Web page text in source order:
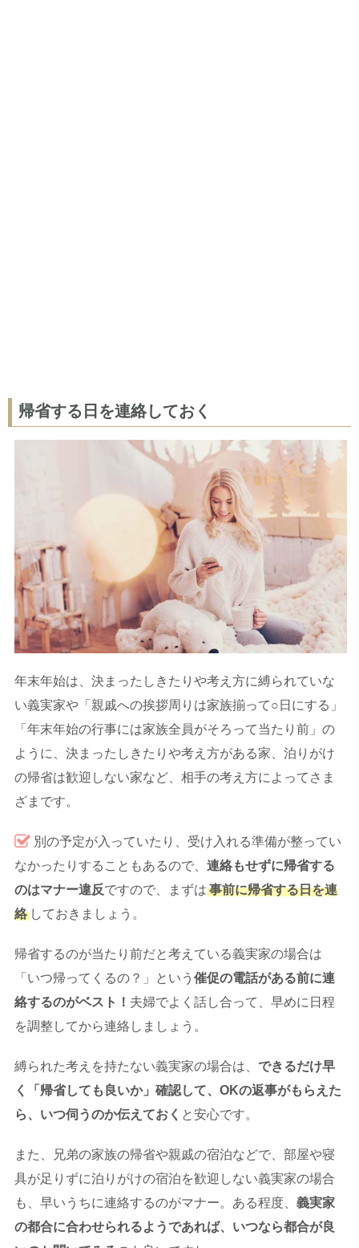
帰省する日を連絡しておく
年末年始は、決まったしきたりや考え方に縛られていな
い義実家や「親戚への挨拶周りは家族揃って○日にする」
「年末年始の行事には家族全員がそろって当たり前」の
ように、決まったしきたりや考え方がある家、泊りがけ
の帰省は歓迎しない家など、相手の考え方によってさま
ざまです。
別の予定が入っていたり、受け入れる準備が整ってい
なかったりすることもあるので、 連絡もせずに帰省する
のはマナー違反ですので、まずは 事前に帰省する日を連
絡 しておきましょう。
帰省するのが当たり前だと考えている義実家の場合は
「いつ帰ってくるの？」という 催促の電話がある前に連
絡するのがベスト！ 夫婦でよく話し合って、早めに日程
を調整してから連絡しましょう。
縛られた考えを持たない義実家の場合は、 できるだけ早
く「帰省しても良いか」確認して、 OKの返事がもらえた
ら、いつ伺うのか伝えておく と安心です。
また、兄弟の家族の帰省や親戚の宿泊などで、部屋や寝
具が足りずに泊りがけの宿泊を歓迎しない義実家の場合
も、早いうちに連絡するのがマナー。ある程度、 義実家
の都合に合わせられるようであれば、いつなら都合が良